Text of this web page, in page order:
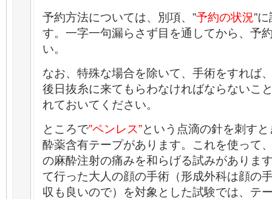
予約方法については、別項、”予約の状況”
す。一字一句漏らさず目を通してから、予
い。
なお、特殊な場合を除いて、手術をすれば
後日抜糸に来てもらわなければならないこ
れておいてください。
ところで”ペンレス”という点滴の針を刺す
酔薬含有テープがあります。これを使って
の麻酔注射の痛みを和らげる試みがありま
て行った大人の顔の手術（形成外科は顔の
収も良いので）を対象とした試験では、テ